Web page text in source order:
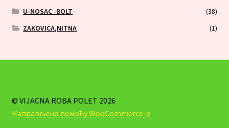
U-NOSAC -BOLT
(38)
ZAKOVICA,NITNA
(1)
© VIJACNA ROBA POLET 2026
Направљено помоћу WooCommerce-а.